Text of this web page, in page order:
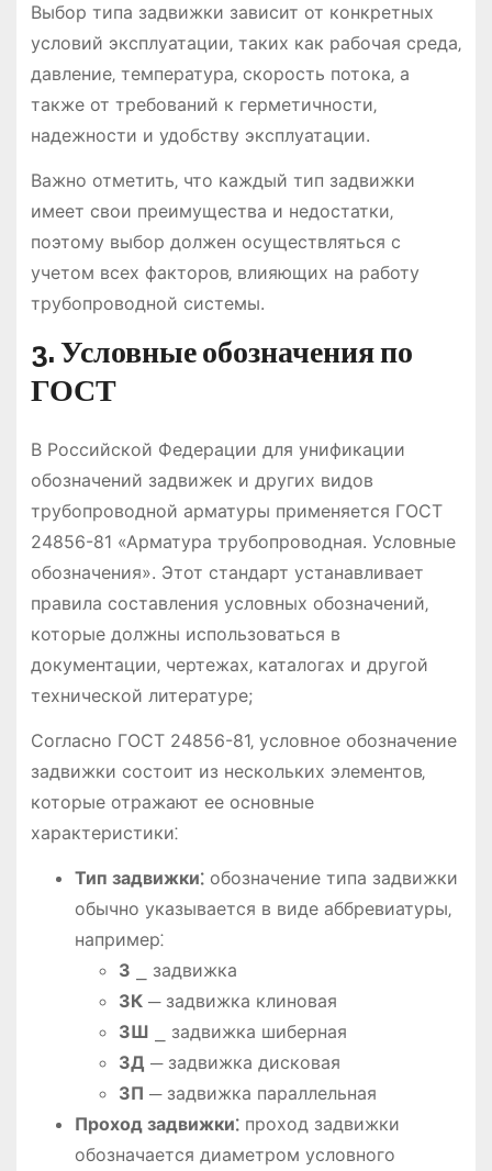
Выбор типа задвижки зависит от конкретных
условий эксплуатации‚ таких как рабочая среда‚
давление‚ температура‚ скорость потока‚ а
также от требований к герметичности‚
надежности и удобству эксплуатации.
Важно отметить‚ что каждый тип задвижки
имеет свои преимущества и недостатки‚
поэтому выбор должен осуществляться с
учетом всех факторов‚ влияющих на работу
трубопроводной системы.
3. Условные обозначения по
ГОСТ
В Российской Федерации для унификации
обозначений задвижек и других видов
трубопроводной арматуры применяется ГОСТ
24856-81 «Арматура трубопроводная. Условные
обозначения». Этот стандарт устанавливает
правила составления условных обозначений‚
которые должны использоваться в
документации‚ чертежах‚ каталогах и другой
технической литературе;
Согласно ГОСТ 24856-81‚ условное обозначение
задвижки состоит из нескольких элементов‚
которые отражают ее основные
характеристики⁚
Тип задвижки⁚обозначение типа задвижки
обычно указывается в виде аббревиатуры‚
например⁚
З ⎯ задвижка
ЗК─ задвижка клиновая
ЗШ ⎯ задвижка шиберная
ЗД ─ задвижка дисковая
ЗП ─ задвижка параллельная
Проход задвижки⁚проход задвижки
обозначается диаметром условного